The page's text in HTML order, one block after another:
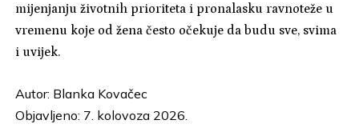
mijenjanju životnih prioriteta i pronalasku ravnoteže u
vremenu koje od žena često očekuje da budu sve, svima
i uvijek.
Autor: Blanka Kovačec
Objavljeno: 7. kolovoza 2026.